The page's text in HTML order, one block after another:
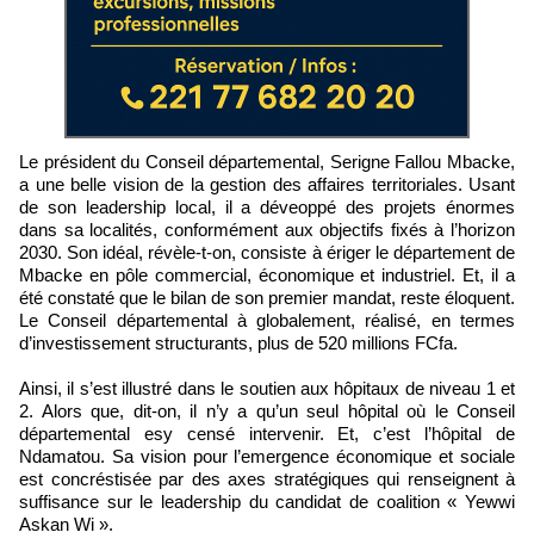
Le président du Conseil départemental, Serigne Fallou Mbacke,
a une belle vision de la gestion des affaires territoriales. Usant
de son leadership local, il a déveoppé des projets énormes
dans sa localités, conformément aux objectifs fixés à l’horizon
2030. Son idéal, révèle-t-on, consiste à ériger le département de
Mbacke en pôle commercial, économique et industriel. Et, il a
été constaté que le bilan de son premier mandat, reste éloquent.
Le Conseil départemental à globalement, réalisé, en termes
d’investissement structurants, plus de 520 millions FCfa.
Ainsi, il s’est illustré dans le soutien aux hôpitaux de niveau 1 et
2. Alors que, dit-on, il n’y a qu’un seul hôpital où le Conseil
départemental esy censé intervenir. Et, c’est l’hôpital de
Ndamatou. Sa vision pour l’emergence économique et sociale
est concréstisée par des axes stratégiques qui renseignent à
suffisance sur le leadership du candidat de coalition « Yewwi
Askan Wi ».